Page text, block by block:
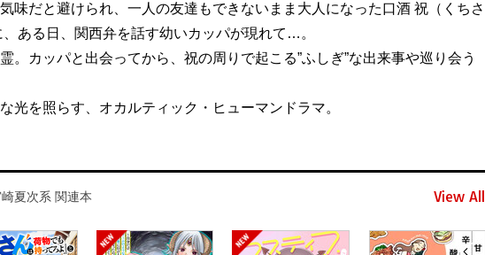
味だと避けられ、一人の友達もできないまま大人になった口酒 祝（くちさ
ある日、関西弁を話す幼いカッパが現れて…。
。カッパと出会ってから、祝の周りで起こる”ふしぎ”な出来事や巡り会う
光を照らす、オカルティック・ヒューマンドラマ。
夏次系 関連本 View All